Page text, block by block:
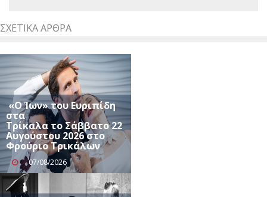
ΣΧΕΤΙΚΆ ΆΡΘΡΑ
«Ο Ίων» του Ευριπίδη
στα
Τρίκαλα το Σάββατο 22
Αυγούστου 2026 στο
Φρούριο Τρικάλων
07/08/2026